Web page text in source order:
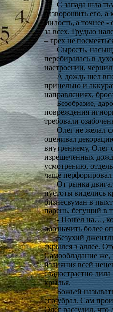
С запада шла
разворошить его,
милость, а точнее
за всех. Грудью
– грех не
Сырость,
перебиралась в
настроении,
А дождь шел
прицельно и
направлениях,
Безобразие,
повреждения
требовали
Олег не желал
оценивал
внутреннему, Олег
изрешеченных
усмотрению,
чаще перфорировал
От рынка
пустоты виделись
бизнесвуман в
парень, бегущий в
- Пошел на…,
обозначить более
Безухий
скрылся в аллее.
Самообладание же,
излияния всей
сладострастно
крылья.
Божьей
его убрал. Сам
Олег рассудил, что